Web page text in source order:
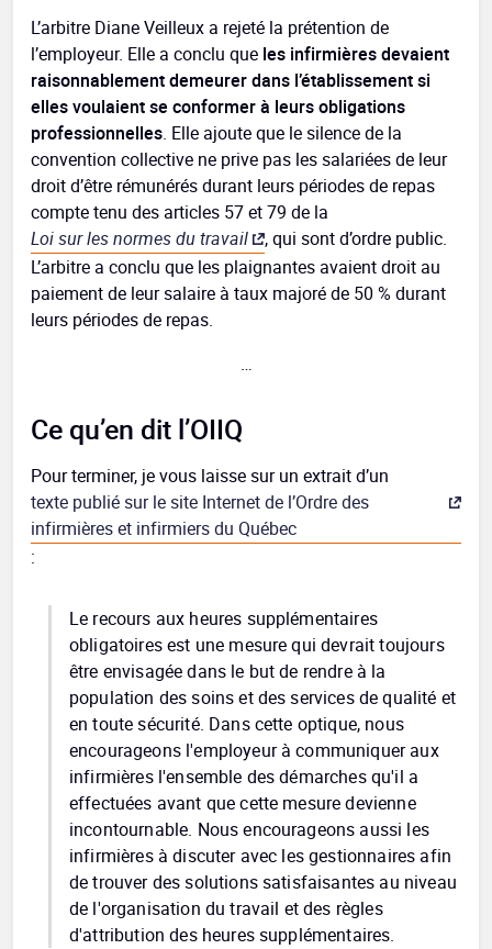
L’arbitre Diane Veilleux a rejeté la prétention de
l’employeur. Elle a conclu que les infirmières devaient
raisonnablement demeurer dans l’établissement si
elles voulaient se conformer à leurs obligations
professionnelles. Elle ajoute que le silence de la
convention collective ne prive pas les salariées de leur
droit d’être rémunérés durant leurs périodes de repas
compte tenu des articles 57 et 79 de la
Loi sur les normes du travail
, qui sont d’ordre public.
L’arbitre a conclu que les plaignantes avaient droit au
paiement de leur salaire à taux majoré de 50 % durant
leurs périodes de repas.
…
Ce qu’en dit l’OIIQ
Pour terminer, je vous laisse sur un extrait d’un
texte publié sur le site Internet de l’Ordre des
infirmières et infirmiers du Québec
:
Le recours aux heures supplémentaires
obligatoires est une mesure qui devrait toujours
être envisagée dans le but de rendre à la
population des soins et des services de qualité et
en toute sécurité. Dans cette optique, nous
encourageons l'employeur à communiquer aux
infirmières l'ensemble des démarches qu'il a
effectuées avant que cette mesure devienne
incontournable. Nous encourageons aussi les
infirmières à discuter avec les gestionnaires afin
de trouver des solutions satisfaisantes au niveau
de l'organisation du travail et des règles
d'attribution des heures supplémentaires.